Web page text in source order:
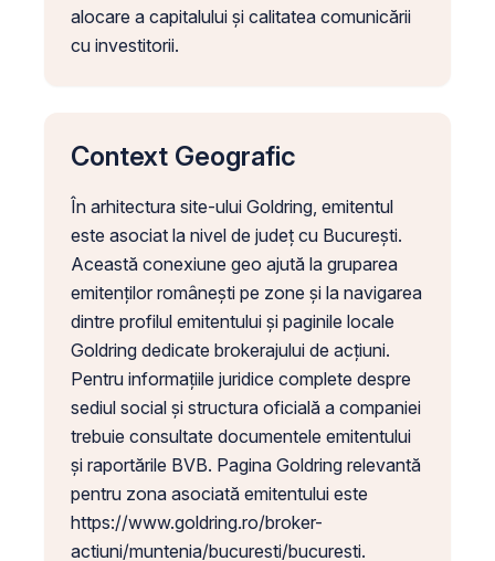
alocare a capitalului și calitatea comunicării
cu investitorii.
Context Geografic
În arhitectura site-ului Goldring, emitentul
este asociat la nivel de județ cu București.
Această conexiune geo ajută la gruparea
emitenților românești pe zone și la navigarea
dintre profilul emitentului și paginile locale
Goldring dedicate brokerajului de acțiuni.
Pentru informațiile juridice complete despre
sediul social și structura oficială a companiei
trebuie consultate documentele emitentului
și raportările BVB. Pagina Goldring relevantă
pentru zona asociată emitentului este
https://www.goldring.ro/broker-
actiuni/muntenia/bucuresti/bucuresti.